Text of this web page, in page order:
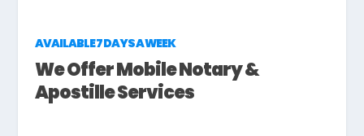
AVAILABLE 7 DAYS A WEEK
We Offer Mobile Notary &
Apostille Services